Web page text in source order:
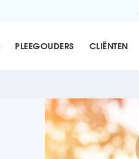
PLEEGOUDERS CLIËNTEN